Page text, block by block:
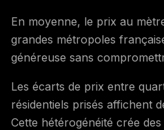
En moyenne, le prix au
grandes métropoles
généreuse sans
Les écarts de prix entre
résidentiels prisés affichent
Cette hétérogénéité crée